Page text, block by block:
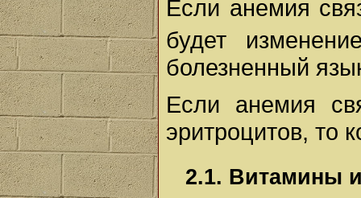
Если анемия
будет
болезненный
Если анемия
эритроцитов, то
2.1. Витамины